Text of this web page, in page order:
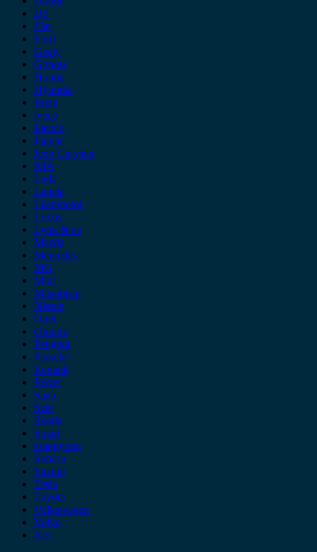
DS
Fiat
Ford
Geely
Gonow
Honda
Hyundai
Isuzu
iveco
Jaecoo
Jaguar
Jeep Chrysler
KIA
Lada
Lancia
Leapmotor
Lexus
Lynk & co
Mazda
Mercedes
MG
Mini
Mitsubishi
Nissan
Opel
Omoda
Peugeot
Porsche
Renault
Rover
Saab
Seat
Skoda
Smart
ssangyong
Subaru
Suzuki
Tesla
Toyota
Volkswagen
Volvo
Xev